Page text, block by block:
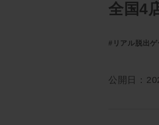
全国4
#リアル脱出ゲ
公開日：